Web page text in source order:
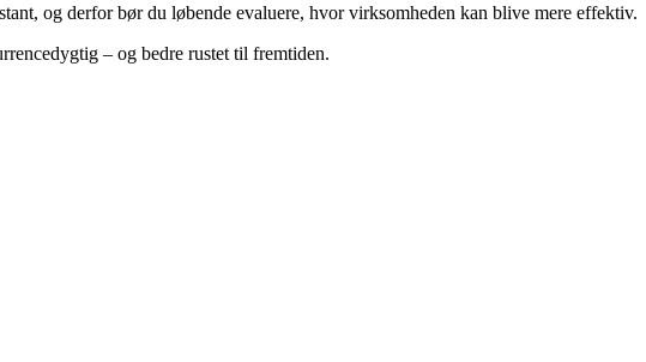
og derfor bør du løbende evaluere, hvor virksomheden kan blive mere effektiv.
– og bedre rustet til fremtiden.